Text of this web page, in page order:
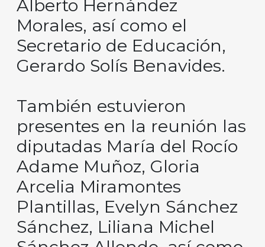
Alberto Hernández
Morales, así como el
Secretario de Educación,
Gerardo Solís Benavides.
También estuvieron
presentes en la reunión las
diputadas María del Rocío
Adame Muñoz, Gloria
Arcelia Miramontes
Plantillas, Evelyn Sánchez
Sánchez, Liliana Michel